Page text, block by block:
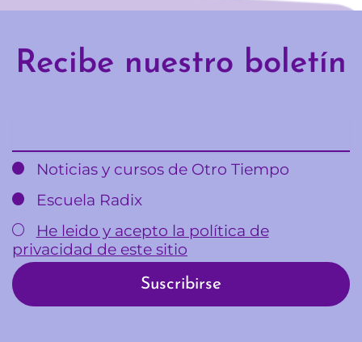
Recibe nuestro boletín
Noticias y cursos de Otro Tiempo
Escuela Radix
He leido y acepto la política de
privacidad de este sitio